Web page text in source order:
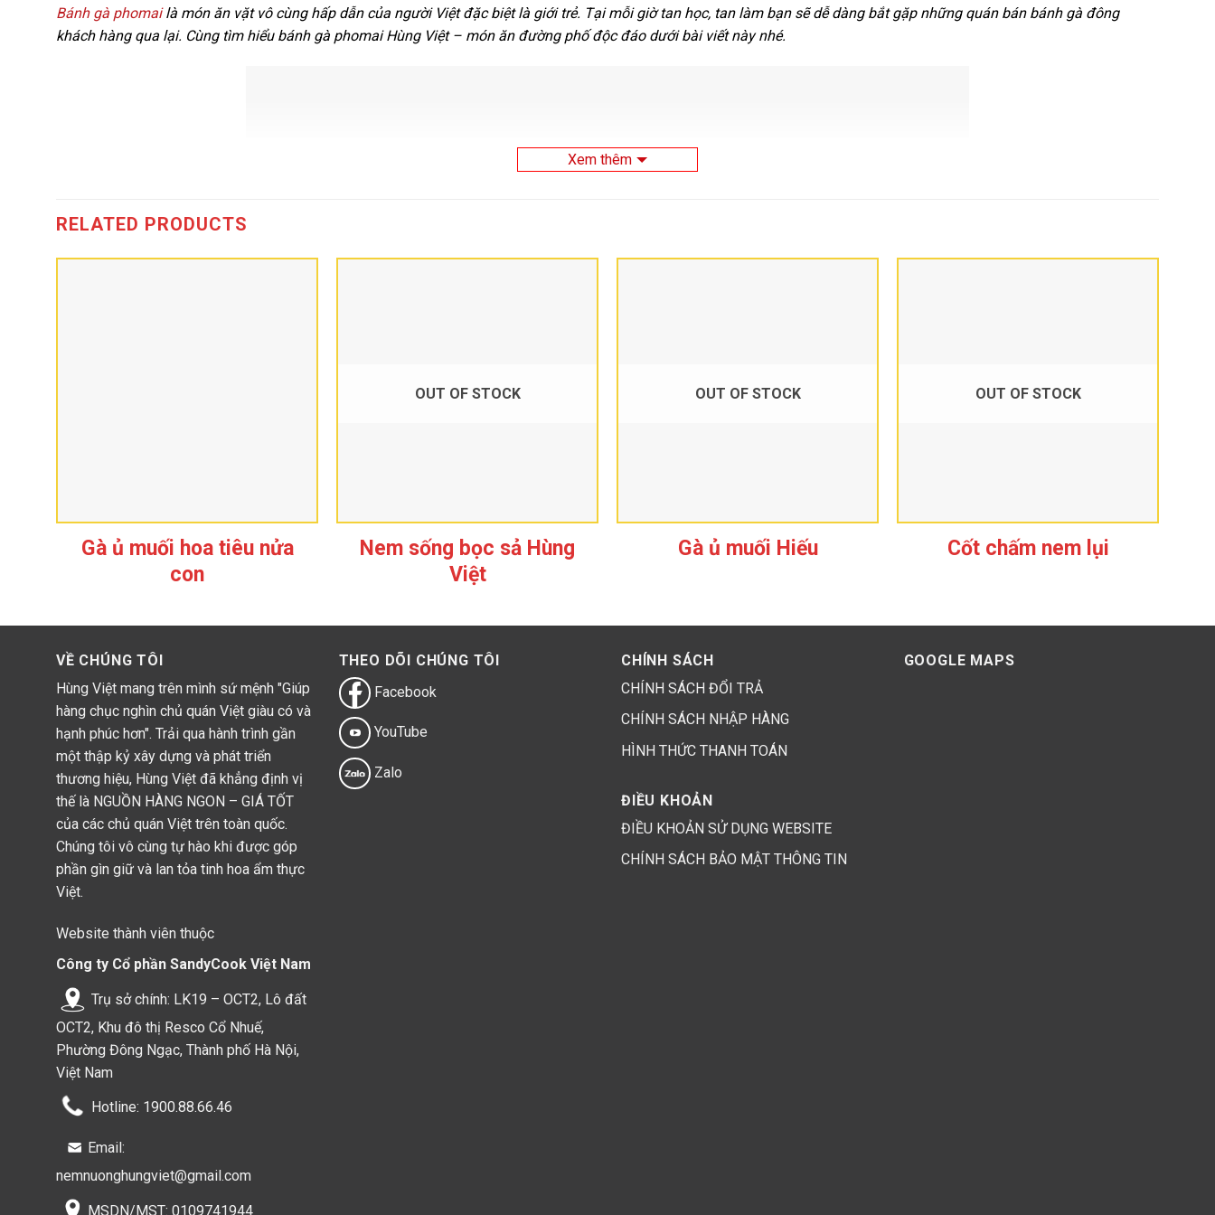
Bánh gà phomailà món ăn vặt vô cùng hấp dẫn của người Việt đặc biệt là giới trẻ. Tại mỗi giờ tan học, tan làm bạn sẽ dễ dàng bắt gặp những quán bán bánh gà đông
khách hàng qua lại. Cùng tìm hiểu bánh gà phomai Hùng Việt – món ăn đường phố độc đáo dưới bài viết này nhé.
Bánh gà phomai – Món ăn vặt vạn người mê
Những chiếc bánh gà phomai có lớp vỏ giòn nhẹ, tan trong miệng. Phần nhân bên trong thì mềm mềm, dai dai kết hợp với vị ngọt bùi, béo ngậy của phô mai kéo sợi đã tạo nên
một hương vị vô cùng cuốn hút.
Ăn kèm với tương ớt hoặc tương cà, sốt mayonnaise sẽ giúp món ăn trở nên hấp dẫn hơn. Không chỉ ăn ngon mà nhiều khách hàng còn bị thu hút, thích thú bởi những chiếc bánh
Xem thêm
RELATED PRODUCTS
Gà ủ muối hoa tiêu nửa
con
OUT OF STOCK
Nem sống bọc sả Hùng
Việt
OUT OF STOCK
Gà ủ muối Hiếu
OUT OF STOCK
Cốt chấm nem lụi
VỀ CHÚNG TÔI
Hùng Việt mang trên mình sứ mệnh "Giúp
hàng chục nghìn chủ quán Việt giàu có và
hạnh phúc hơn". Trải qua hành trình gần
một thập kỷ xây dựng và phát triển
thương hiệu, Hùng Việt đã khẳng định vị
thế là NGUỒN HÀNG NGON – GIÁ TỐT
của các chủ quán Việt trên toàn quốc.
Chúng tôi vô cùng tự hào khi được góp
phần gìn giữ và lan tỏa tinh hoa ẩm thực
Việt.
Website thành viên thuộc
Công ty Cổ phần SandyCook Việt Nam
Trụ sở chính: LK19 – OCT2, Lô đất
OCT2, Khu đô thị Resco Cổ Nhuế,
Phường Đông Ngạc, Thành phố Hà Nội,
Việt Nam
Hotline: 1900.88.66.46
Email:
nemnuonghungviet@gmail.com
MSDN/MST: 0109741944
THEO DÕI CHÚNG TÔI
Facebook
YouTube
Zalo
CHÍNH SÁCH
CHÍNH SÁCH ĐỔI TRẢ
CHÍNH SÁCH NHẬP HÀNG
HÌNH THỨC THANH TOÁN
ĐIỀU KHOẢN
ĐIỀU KHOẢN SỬ DỤNG WEBSITE
CHÍNH SÁCH BẢO MẬT THÔNG TIN
GOOGLE MAPS